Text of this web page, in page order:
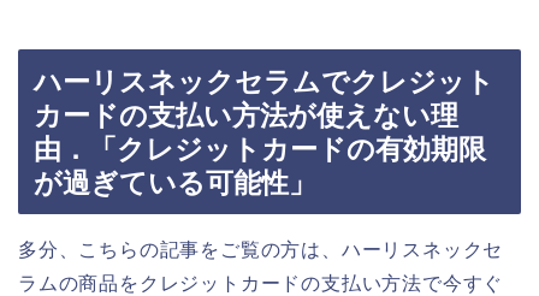
ハーリスネックセラムでクレジット
カードの支払い方法が使えない理
由．「クレジットカードの有効期限
が過ぎている可能性」
多分、こちらの記事をご覧の方は、ハーリスネックセ
ラムの商品をクレジットカードの支払い方法で今すぐ